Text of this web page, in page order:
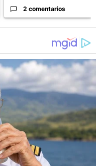
2 comentarios